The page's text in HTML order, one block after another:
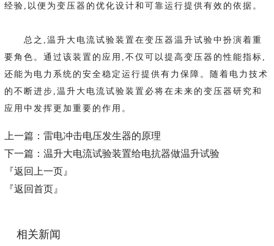
经验,以便为变压器的优化设计和可靠运行提供有效的依据。
总之,温升大电流试验装置在变压器温升试验中扮演着重
要角色。通过该装置的应用,不仅可以提高变压器的性能指标,
还能为电力系统的安全稳定运行提供有力保障。随着电力技术
的不断进步,温升大电流试验装置必将在未来的变压器研究和
应用中发挥更加重要的作用。
上一篇： 雷电冲击电压发生器的原理
下一篇： 温升大电流试验装置给电抗器做温升试验
『返回上一页』
『返回首页』
相关新闻